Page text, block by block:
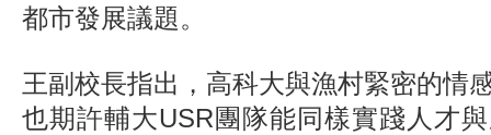
都市發展議題。
王副校長指出，高科大與漁村緊密的情
也期許輔大USR團隊能同樣實踐人才